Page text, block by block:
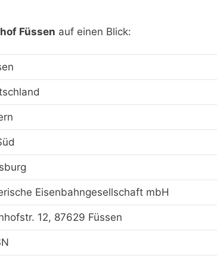
Füssen auf einen Blick:
Eisenbahngesellschaft mbH
12, 87629 Füssen